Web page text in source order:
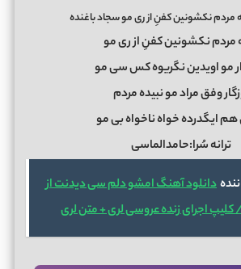
مردم نکشونین کفنِ از ری مو سجاد باغنده
مردم نکشونین کفنِ از ری مو
مو اویدین نگریوه کس سی مو
وفق مراد مو نبیده مردم
هم ایگدرده خواه ناخواه بی مو
ترانه سُرا:حامدالماسی
دانلود آهنگ امشو دلم سی دیدنت از
کلیپ اجرای زنده عروسی لری + متن لری